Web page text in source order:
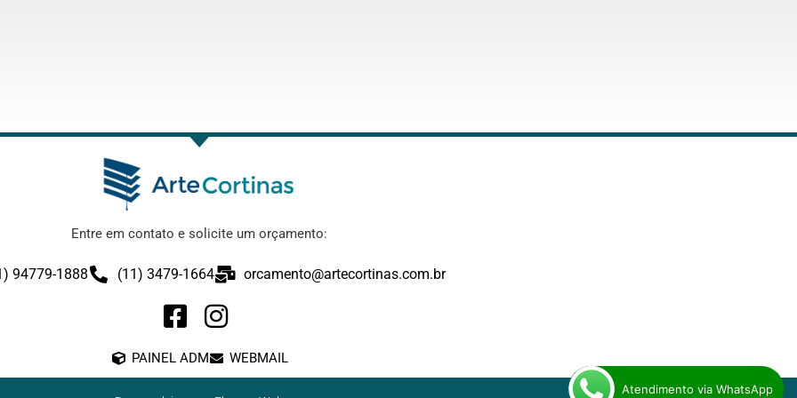
Entre em contato e solicite um orçamento:
94779-1888 (11) 3479-1664 orcamento@artecortinas.com.br
PAINEL ADM WEBMAIL
Atendimento via WhatsApp